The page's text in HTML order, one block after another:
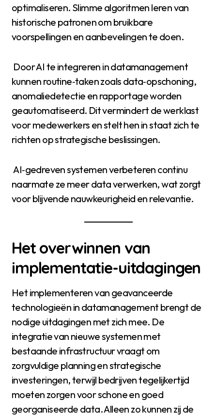
optimaliseren. Slimme algoritmen leren van
historische patronen om bruikbare
voorspellingen en aanbevelingen te doen.
Door AI te integreren in datamanagement
kunnen routine‑taken zoals data‑opschoning,
anomaliedetectie en rapportage worden
geautomatiseerd. Dit vermindert de werklast
voor medewerkers en stelt hen in staat zich te
richten op strategische beslissingen.
AI‑gedreven systemen verbeteren continu
naarmate ze meer data verwerken, wat zorgt
voor blijvende nauwkeurigheid en relevantie.
Het overwinnen van
implementatie-uitdagingen
Het implementeren van geavanceerde
technologieën in datamanagement brengt de
nodige uitdagingen met zich mee. De
integratie van nieuwe systemen met
bestaande infrastructuur vraagt om
zorgvuldige planning en strategische
investeringen, terwijl bedrijven tegelijkertijd
moeten zorgen voor schone en goed
georganiseerde data. Alleen zo kunnen zij de